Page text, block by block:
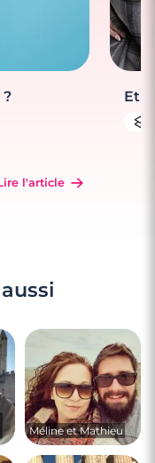
l'article
Et
Méline et Mathieu